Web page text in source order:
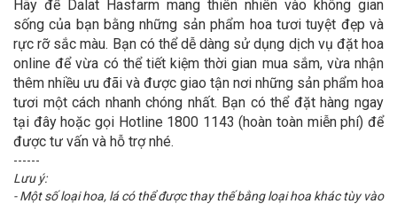
Hãy để Dalat Hasfarm mang thiên nhiên vào không gian
sống của bạn bằng những sản phẩm hoa tươi tuyệt đẹp và
rực rỡ sắc màu. Bạn có thể dễ dàng sử dụng dịch vụ đặt hoa
online để vừa có thể tiết kiệm thời gian mua sắm, vừa nhận
thêm nhiều ưu đãi và được giao tận nơi những sản phẩm hoa
tươi một cách nhanh chóng nhất. Bạn có thể đặt hàng ngay
tại đây hoặc gọi Hotline 1800 1143 (hoàn toàn miễn phí) để
được tư vấn và hỗ trợ nhé.
------
Lưu ý:
- Một số loại hoa, lá có thể được thay thế bằng loại hoa khác tùy vào